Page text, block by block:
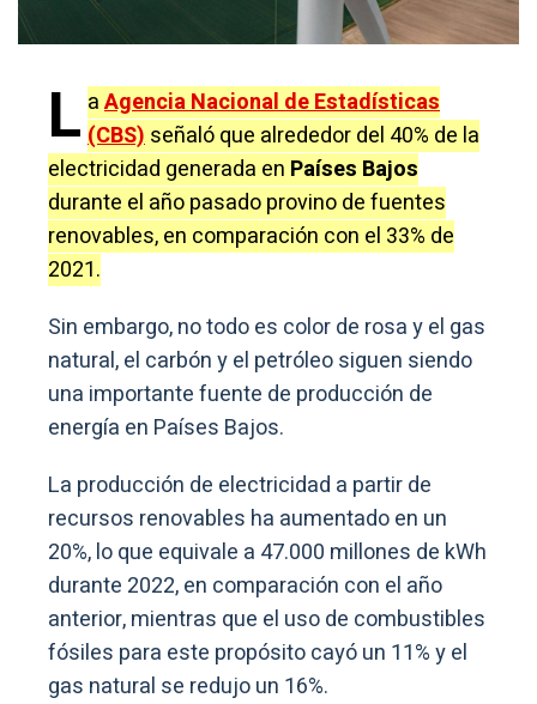
L aAgencia Nacional de Estadísticas
(CBS)señaló que alrededor del 40% de la
electricidad generada en Países Bajos
durante el año pasado provino de fuentes
renovables, en comparación con el 33% de
2021.
Sin embargo, no todo es color de rosa y el gas
natural, el carbón y el petróleo siguen siendo
una importante fuente de producción de
energía en Países Bajos.
La producción de electricidad a partir de
recursos renovables ha aumentado en un
20%, lo que equivale a 47.000 millones de kWh
durante 2022, en comparación con el año
anterior, mientras que el uso de combustibles
fósiles para este propósito cayó un 11% y el
gas natural se redujo un 16%.